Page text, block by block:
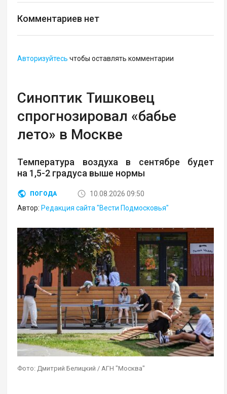
Комментариев нет
Авторизуйтесь чтобы оставлять комментарии
Синоптик Тишковец
спрогнозировал «бабье
лето» в Москве
Температура воздуха в сентябре будет
на 1,5-2 градуса выше нормы
ПОГОДА
10.08.2026 09:50
Автор: Редакция сайта "Вести Подмосковья"
Фото: Дмитрий Белицкий / АГН "Москва"